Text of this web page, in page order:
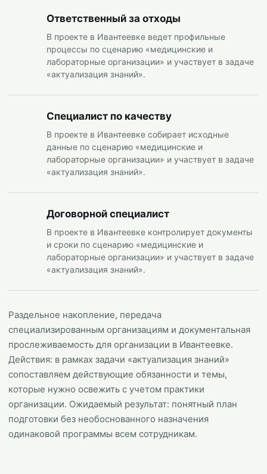
Ответственный за отходы
В проекте в Ивантеевке ведет профильные
процессы по сценарию «медицинские и
лабораторные организации» и участвует в задаче
«актуализация знаний».
Специалист по качеству
В проекте в Ивантеевке собирает исходные
данные по сценарию «медицинские и
лабораторные организации» и участвует в задаче
«актуализация знаний».
Договорной специалист
В проекте в Ивантеевке контролирует документы
и сроки по сценарию «медицинские и
лабораторные организации» и участвует в задаче
«актуализация знаний».
Раздельное накопление, передача
специализированным организациям и документальная
прослеживаемость для организации в Ивантеевке.
Действия: в рамках задачи «актуализация знаний»
сопоставляем действующие обязанности и темы,
которые нужно освежить с учетом практики
организации. Ожидаемый результат: понятный план
подготовки без необоснованного назначения
одинаковой программы всем сотрудникам.